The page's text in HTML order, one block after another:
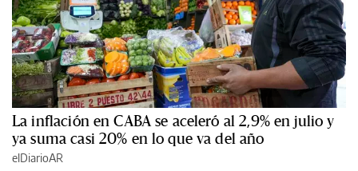
La inflación en CABA se aceleró al 2,9% en julio y
ya suma casi 20% en lo que va del año
elDiarioAR